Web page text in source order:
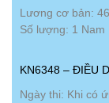
Lương cơ bản:
Số lượng: 1 Nam
KN6348 – ĐIỀU
Ngày thi: Khi có